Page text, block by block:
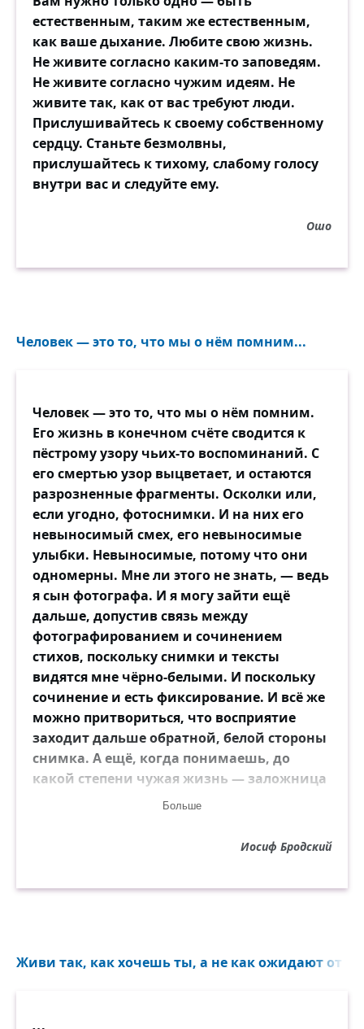
естественным, таким же естественным,
как ваше дыхание. Любите свою жизнь.
Не живите согласно каким-то заповедям.
Не живите согласно чужим идеям. Не
живите так, как от вас требуют люди.
Прислушивайтесь к своему собственному
сердцу. Станьте безмолвны,
прислушайтесь к тихому, слабому голосу
внутри вас и следуйте ему.
Ошо
Человек — это то, что мы о нём помним...
Человек — это то, что мы о нём помним.
Его жизнь в конечном счёте сводится к
пёстрому узору чьих-то воспоминаний. С
его смертью узор выцветает, и остаются
разрозненные фрагменты. Осколки или,
если угодно, фотоснимки. И на них его
невыносимый смех, его невыносимые
улыбки. Невыносимые, потому что они
одномерны. Мне ли этого не знать, — ведь
я сын фотографа. И я могу зайти ещё
дальше, допустив связь между
фотографированием и сочинением
стихов, поскольку снимки и тексты
видятся мне чёрно-белыми. И поскольку
сочинение и есть фиксирование. И всё же
можно притвориться, что восприятие
заходит дальше обратной, белой стороны
снимка. А ещё, когда понимаешь, до
какой степени чужая жизнь — заложница
твоей памяти, хочется отпрянуть от
Больше
Иосиф Бродский
Живи так, как хочешь ты, а не как ожидают от